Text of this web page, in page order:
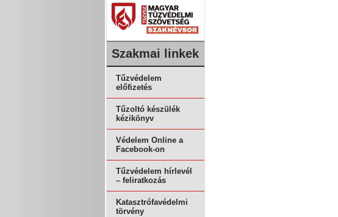
Szakmai linkek
Tűzvédelem
előfizetés
Tűzoltó készülék
kézikönyv
Védelem Online a
Facebook-on
Tűzvédelem hírlevél
– feliratkozás
Katasztrófavédelmi
törvény